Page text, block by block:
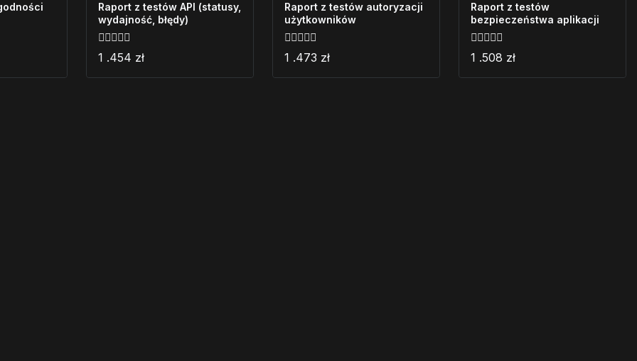
Raport z testów API (statusy,
wydajność, błędy)
0
z
5
1 .454 zł
Raport z testów autoryzacji
użytkowników
0
z
5
1 .473 zł
Raport z testów
bezpieczeństwa aplikacji
0
z
5
1 .508 zł